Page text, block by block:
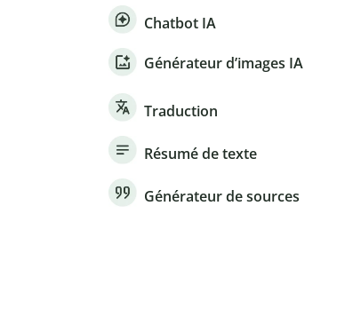
Chatbot IA
Générateur d’images IA
Traduction
Résumé de texte
Générateur de sources